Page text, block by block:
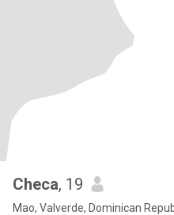
Checa, 19
Mao, Valverde, Dominican